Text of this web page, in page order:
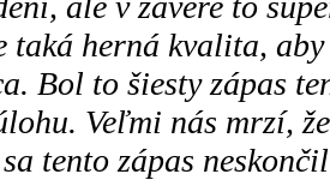
taká herná kvalita,
Bol to šiesty zápas
Veľmi nás mrzí,
tento zápas